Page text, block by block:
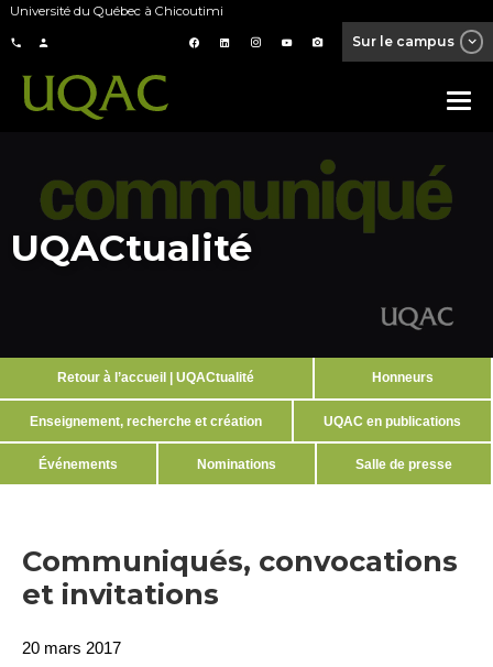
Université du Québec à Chicoutimi
Sur le campus
UQACtualité
Retour à l’accueil | UQACtualité Honneurs
Enseignement, recherche et création UQAC en publications
Événements Nominations Salle de presse
Communiqués, convocations
et invitations
20 mars 2017